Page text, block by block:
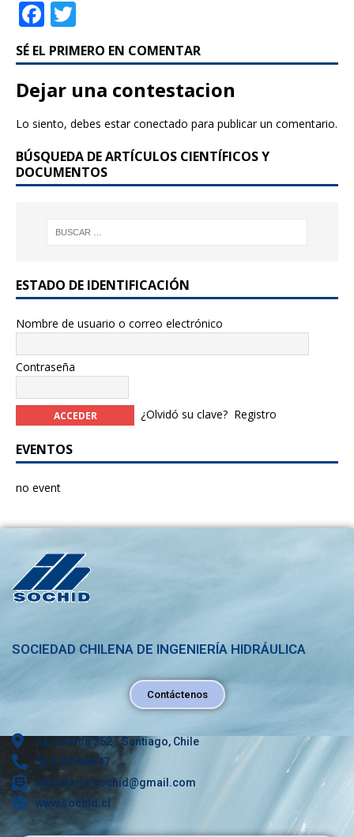
F
a
c
e
b
o
k
w
it
te
r
SÉ EL PRIMERO EN COMENTAR
Dejar una contestacion
Lo siento, debes estarconectado para publicar un comentario.
BÚSQUEDA DE ARTÍCULOS CIENTÍFICOS Y
DOCUMENTOS
ESTADO DE IDENTIFICACIÓN
Nombre de usuario o correo electrónico
Contraseña
¿Olvidó su clave? Registro
EVENTOS
no event
SOCIEDAD CHILENA DE INGENIERÍA HIDRÁULICA
Contáctenos
San Martín 352 - Santiago, Chile
56 2 26968647
secretaria.sochid@gmail.com
www.sochid.cl